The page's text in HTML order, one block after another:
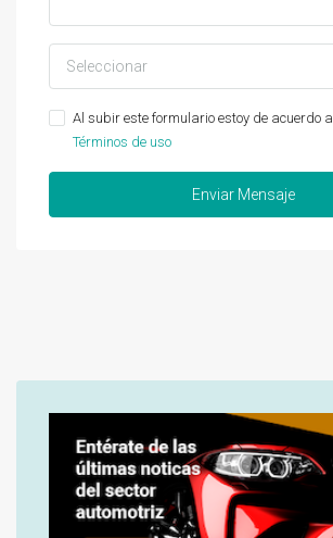
Seleccionar
Al subir este formulario estoy de acuerdo a
Términos de uso
Enviar Mensaje